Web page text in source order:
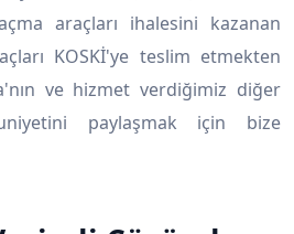
araçları ihalesini kazanan
KOSKİ'ye teslim etmekten
ve hizmet verdiğimiz diğer
paylaşmak için bize